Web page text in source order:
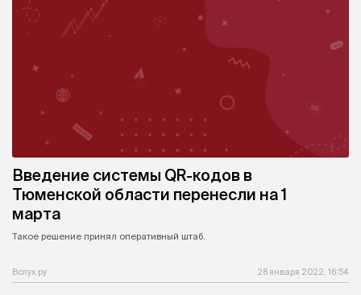
Введение системы QR-кодов в
Тюменской области перенесли на 1
марта
Такое решение принял оперативный штаб.
Вслух.ру 28 января 2022, 16:54